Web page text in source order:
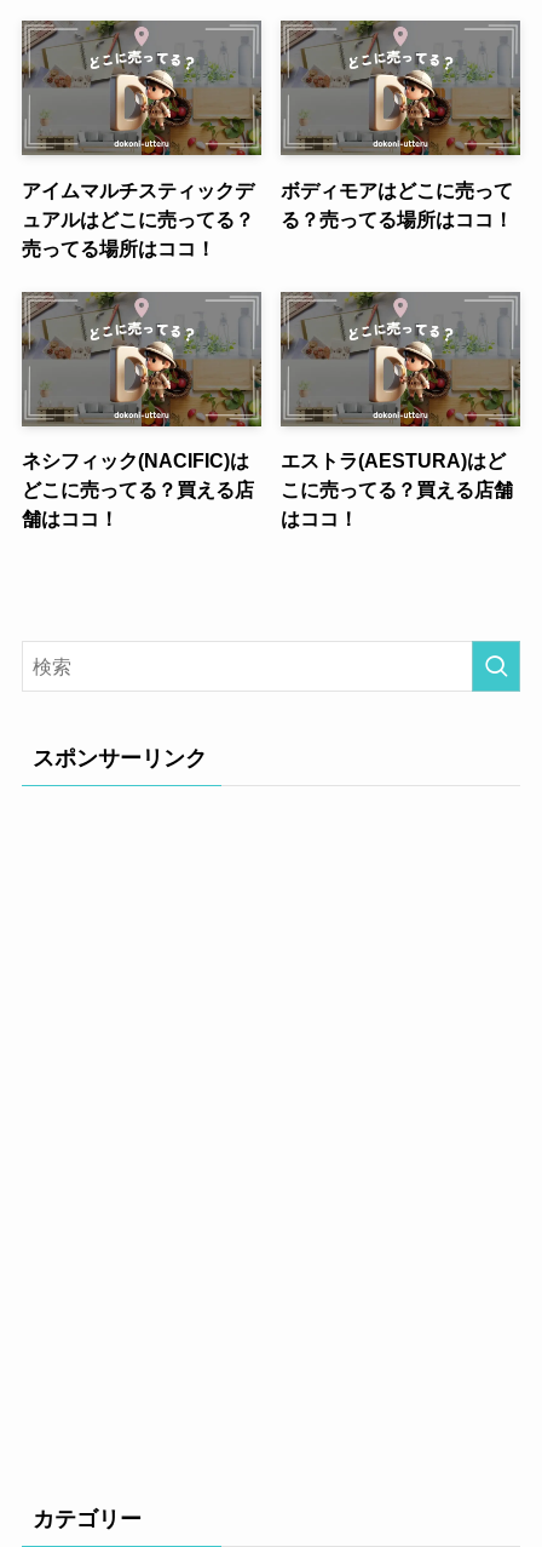
アイムマルチスティックデ
ュアルはどこに売ってる？
売ってる場所はココ！
ボディモアはどこに売って
る？売ってる場所はココ！
ネシフィック(NACIFIC)は
どこに売ってる？買える店
舗はココ！
エストラ(AESTURA)はど
こに売ってる？買える店舗
はココ！
スポンサーリンク
カテゴリー